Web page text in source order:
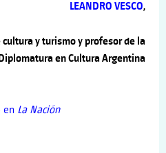
LEANDRO VESCO,
y turismo y profesor de la
Diplomatura en Cultura Argentina
en La Nación